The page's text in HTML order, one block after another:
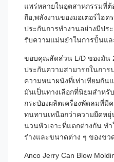
แพร่หลายในอุตสาหกรรมที่
ถือ,พลังงานของมอเตอร์ไฮด
ประกันการทํางานอย่างมีป
รับความแม่นยําในการปั้นแ
ขอบคุณสัดส่วน L/D ของมัน
ประกันความสามารถในกา
ความหนาผนังที่เท่าเทียมกั
มันเป็นทางเลือกที่นิยมสําหรั
กระป๋องผลิตเครื่องพัดลมที่มี
ทนทานเหนือกว่าความยืดหยุ่
นวนหัวเจาะที่แตกต่างกัน ทํ
ร่างและขนาดต่าง ๆ ของขว
Anco Jerry Can Blow